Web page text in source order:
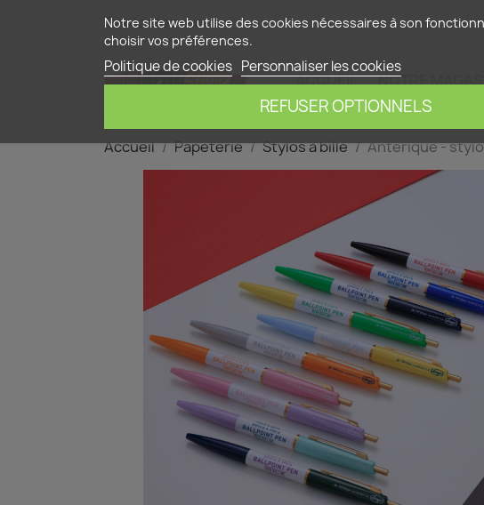
Contactez-nous
ACCUEIL NOTRE
Accueil Papeterie Stylos à bille Anterique - stylo
Notre site web utilise des cookies nécessaires à son
choisir vos préférences.
Politique de cookies Personnaliser les cookies
REFUSER OPTIONNELS